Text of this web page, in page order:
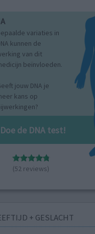
variaties in
kunnen de
van dit
beïnvloeden.
jouw DNA je
kans op
Doe de DNA test!
(52 reviews)
+ GESLACHT